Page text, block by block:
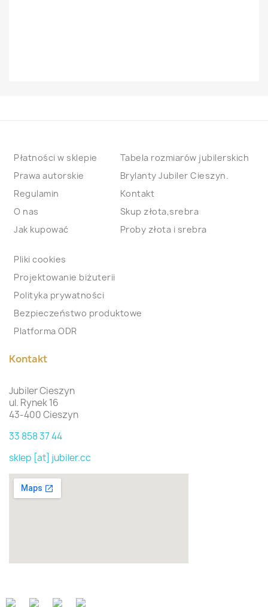
Płatności w sklepie
Prawa autorskie
Regulamin
O nas
Jak kupować
Tabela rozmiarów jubilerskich
Brylanty Jubiler Cieszyn.
Kontakt
Skup złota,srebra
Proby złota i srebra
Pliki cookies
Projektowanie biżuterii
Polityka prywatności
Bezpieczeństwo produktowe
Platforma ODR
Kontakt
Jubiler Cieszyn
ul. Rynek 16
43-400 Cieszyn
33 858 37 44
sklep [at] jubiler.cc